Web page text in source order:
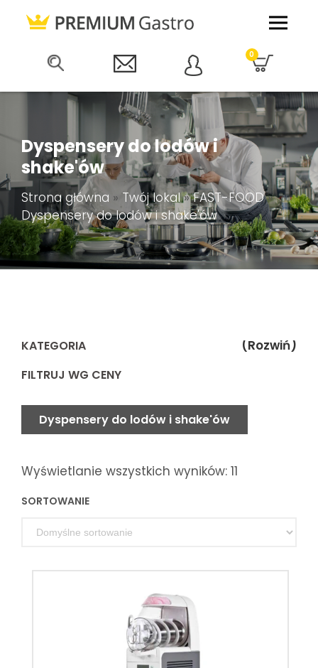
0
Dyspensery do lodów i
shake'ów
Strona główna » Twój lokal»FAST-FOOD»
Dyspensery do lodów i shake'ów
KATEGORIA (Rozwiń)
FILTRUJ WG CENY
Dyspensery do lodów i shake'ów
Wyświetlanie wszystkich wyników: 11
SORTOWANIE